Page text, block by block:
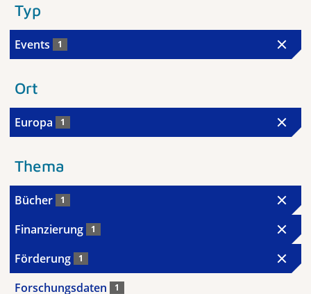
Typ
Events 1
Ort
Europa 1
Thema
Bücher 1
Finanzierung 1
Förderung 1
Forschungsdaten 1